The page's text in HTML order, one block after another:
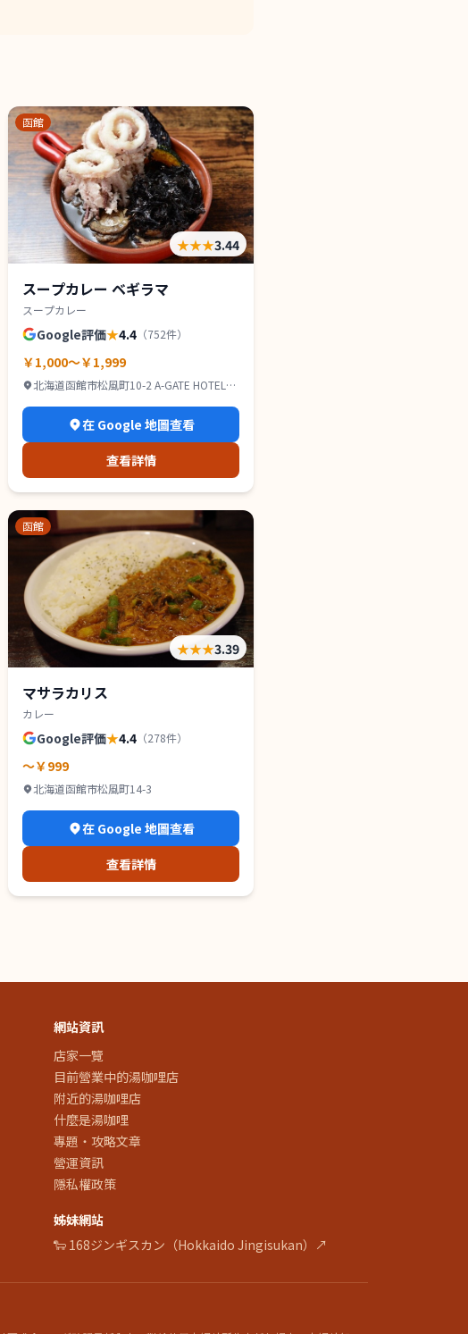
函館
★★★3.44
スープカレー ベギラマ
スープカレー
Google評価★4.4 （752件）
￥1,000～￥1,999
北海道函館市松風町10-2 A-GATE HOTEL
在 Google 地圖查看
查看詳情
函館
★★★3.39
マサラカリス
カレー
Google評価★4.4 （278件）
～￥999
北海道函館市松風町14-3
在 Google 地圖查看
查看詳情
網站資訊
店家一覽
目前營業中的湯咖哩店
附近的湯咖哩店
什麼是湯咖哩
專題・攻略文章
營運資訊
隱私權政策
姊妹網站
🐑 168ジンギスカン（Hokkaido Jingisukan）↗